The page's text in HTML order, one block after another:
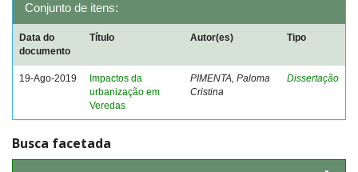
Conjunto de itens:
Data do
documento
Título Autor(es) Tipo
19-Ago-2019
Impactos da
urbanização em
Veredas
PIMENTA, Paloma
Cristina
Dissertação
Busca facetada